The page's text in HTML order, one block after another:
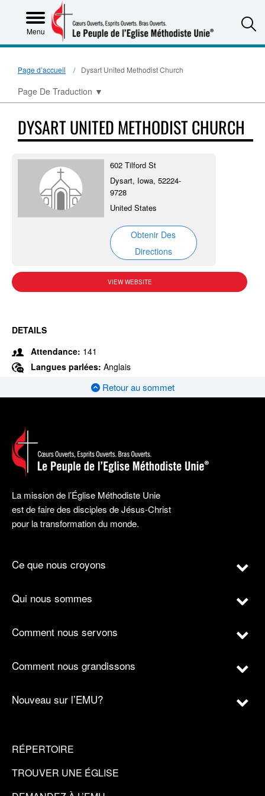
Menu
Page d’accueil Dysart United Methodist Church
Page De Traduction ▼
DYSART UNITED METHODIST CHURCH
602 Tilford St
Dysart, Iowa, 52224-
9728
United States
Obtenir Des
Directions
VIEW WEBSITE
DETAILS
Attendance: 141
Langues parlées: Anglais
Retour au sommet
La mission de l’Église Méthodiste Unie
est de faire des disciples de Jésus-Christ
pour la transformation du monde.
Ce que nous croyons
Qui nous sommes
Comment nous servons
Comment nous grandissons
Nouveau sur l’EMU?
RÉPERTOIRE
TROUVER UNE ÉGLISE